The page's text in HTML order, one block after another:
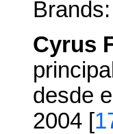
Brands:
Cyrus
desde
2004 [